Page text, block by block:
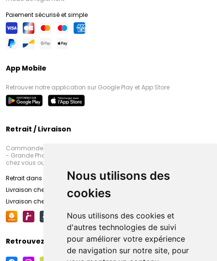
Nous utilisons des
cookies
Nous utilisons des cookies et
d'autres technologies de suivi
pour améliorer votre expérience
de navigation sur notre site, pour
Paiement sécurisé et simple
App Mobile
Retrouver notre application sur Google Play et App Store
Retrait / Livraison
Commandez en ligne et venez chercher votre commande à Amiens
- Grande Pharmacie d’Amiens (Fachon) ou recevez-là rapidement
chez vous ou en point retrait
Retrait dans la pharmacie d’Amiens
Livraison chez vous
Livraison chez votre commerçant
Retrouvez-nous sur vos réseaux sociaux